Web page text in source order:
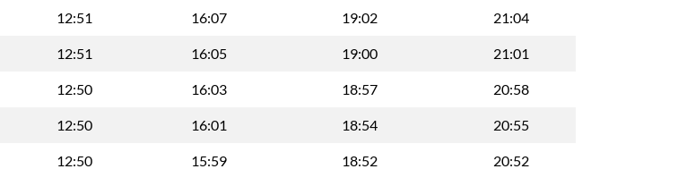
12:51 16:07 19:02 21:04
12:51 16:05 19:00 21:01
12:50 16:03 18:57 20:58
12:50 16:01 18:54 20:55
12:50 15:59 18:52 20:52